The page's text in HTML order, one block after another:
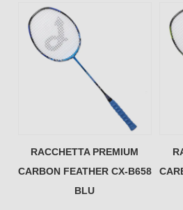
RACCHETTA PREMIUM
CARBON FEATHER CX-B658
BLU